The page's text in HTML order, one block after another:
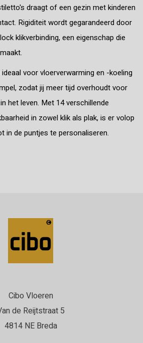
draagt of een gezin met kinderen
Rigiditeit wordt gegarandeerd door
klikverbinding, een eigenschap die
voor vloerverwarming en -koeling
zodat jij meer tijd overhoudt voor
het leven. Met 14 verschillende
in zowel klik als plak, is er volop
in de puntjes te personaliseren.
Cibo Vloeren
de Reijtstraat 5
4814 NE Breda